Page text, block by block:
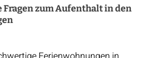
zum Aufenthalt in den